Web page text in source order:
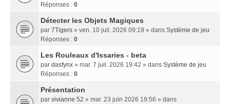
Réponses : 0
Détecter les Objets Magiques
par 7Tigers » ven. 10 juil. 2026 09:19 » dans Système de jeu
Réponses : 0
Les Rouleaux d'Issaries - beta
par dasfynx » mar. 7 juil. 2026 19:42 » dans Système de jeu
Réponses : 0
Présentation
par vivianne 52 » mar. 23 juin 2026 19:56 » dans